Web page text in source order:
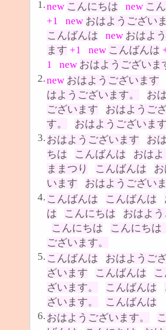
1.new こんにちは new こ
+1
new おはようござい
こんばんは
new おはよ
ます +1 new こんばんは
1
new おはようございま
2.new おはようございます
はようございます。
お
ございます
おはようご
す。
おはようございます
3. おはようございます お
ちは
こんばんは おはよ
ままつり
こんばんは
います
おはようござい
4. こんばんは こんばんは
は
こんにちは おはよ
こんにちは
こんにちは
ございます。
5. こんばんは おはようご
ざいます
こんばんは
ざいます。
こんばんは
ざいます。
こんばんは
6. おはようございます。